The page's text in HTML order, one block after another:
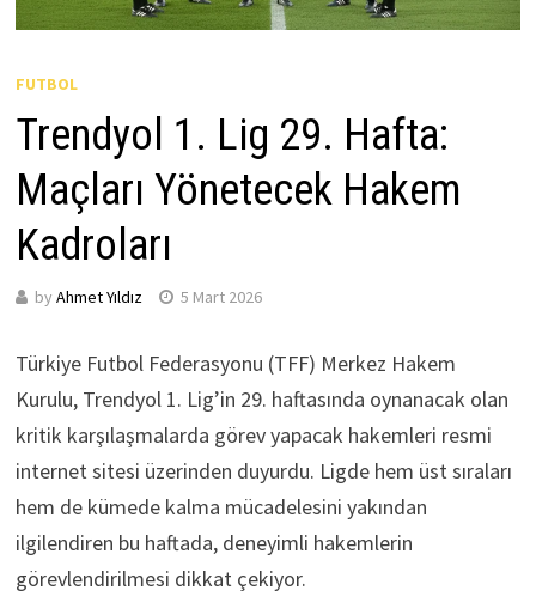
FUTBOL
Trendyol 1. Lig 29. Hafta:
Maçları Yönetecek Hakem
Kadroları
by Ahmet Yıldız 5 Mart 2026
Türkiye Futbol Federasyonu (TFF) Merkez Hakem
Kurulu, Trendyol 1. Lig’in 29. haftasında oynanacak olan
kritik karşılaşmalarda görev yapacak hakemleri resmi
internet sitesi üzerinden duyurdu. Ligde hem üst sıraları
hem de kümede kalma mücadelesini yakından
ilgilendiren bu haftada, deneyimli hakemlerin
görevlendirilmesi dikkat çekiyor.